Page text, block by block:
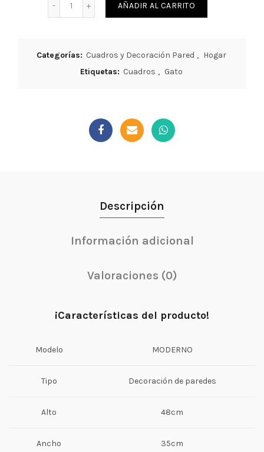
AÑADIR AL CARRITO
Categorías: Cuadros y Decoración Pared , Hogar
Etiquetas: Cuadros , Gato
Descripción
Información adicional
Valoraciones (0)
¡Características del producto!
Modelo MODERNO
Tipo Decoración de paredes
Alto 48cm
Ancho 35cm